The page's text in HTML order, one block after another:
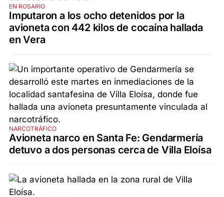
EN ROSARIO
Imputaron a los ocho detenidos por la
avioneta con 442 kilos de cocaína hallada
en Vera
NARCOTRÁFICO
Avioneta narco en Santa Fe: Gendarmería
detuvo a dos personas cerca de Villa Eloísa